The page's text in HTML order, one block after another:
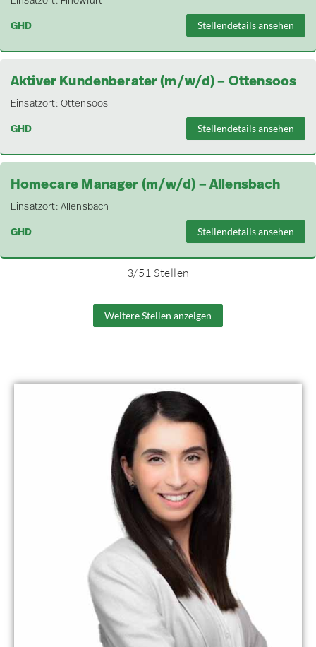
GHD
Stellendetails ansehen
Aktiver Kundenberater (m/w/d) – Ottensoos
Einsatzort: Ottensoos
GHD
Stellendetails ansehen
Homecare Manager (m/w/d) – Allensbach
Einsatzort: Allensbach
GHD
Stellendetails ansehen
3/51 Stellen
Weitere Stellen anzeigen